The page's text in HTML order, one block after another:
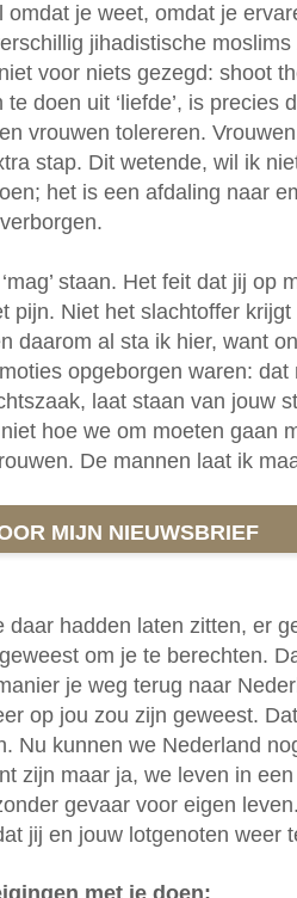
omdat je weet, omdat je
jihadistische moslims
voor niets gezegd: shoot
doen uit ‘liefde’, is precies
vrouwen tolereren.
stap. Dit wetende, wil ik
het is een afdaling naar
staan. Het feit dat jij op
pijn. Niet het slachtoffer
daarom al sta ik hier, want
opgeborgen waren: dat
laat staan van jouw
hoe we om moeten gaan
De mannen laat ik
MIJN NIEUWSBRIEF
hadden laten zitten, er
om je te berechten.
je weg terug naar
op jou zou zijn geweest.
Nu kunnen we Nederland
zijn maar ja, we leven in
gevaar voor eigen
jij en jouw lotgenoten weer
met je doen: